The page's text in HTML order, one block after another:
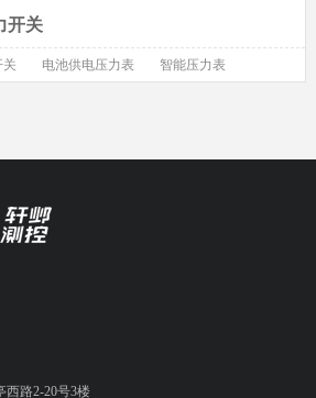
开关
关 电池供电压力表 智能压力表
西路2-20号3楼